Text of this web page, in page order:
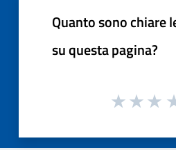
Quanto sono chiare
su questa pagina?